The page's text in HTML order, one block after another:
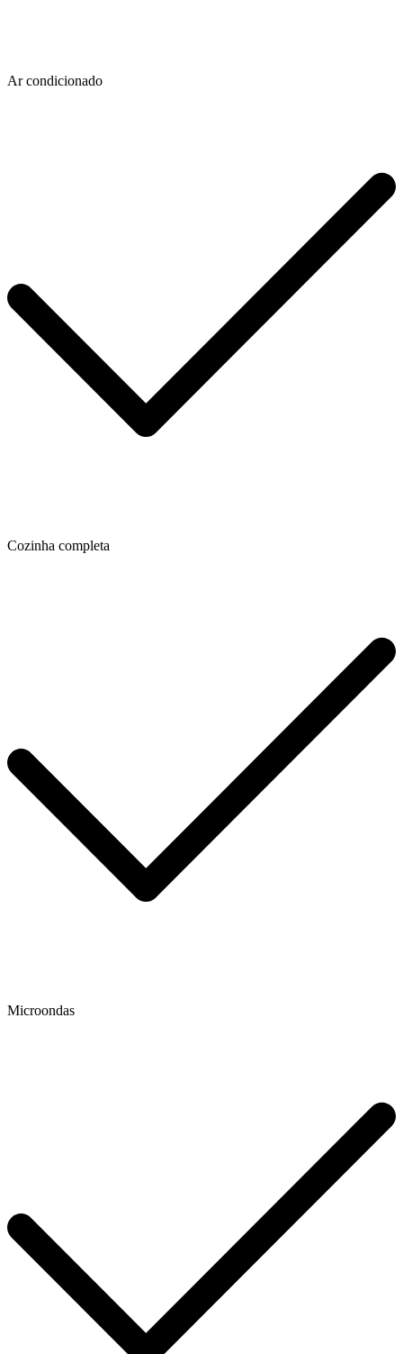
Ar condicionado
Cozinha completa
Microondas